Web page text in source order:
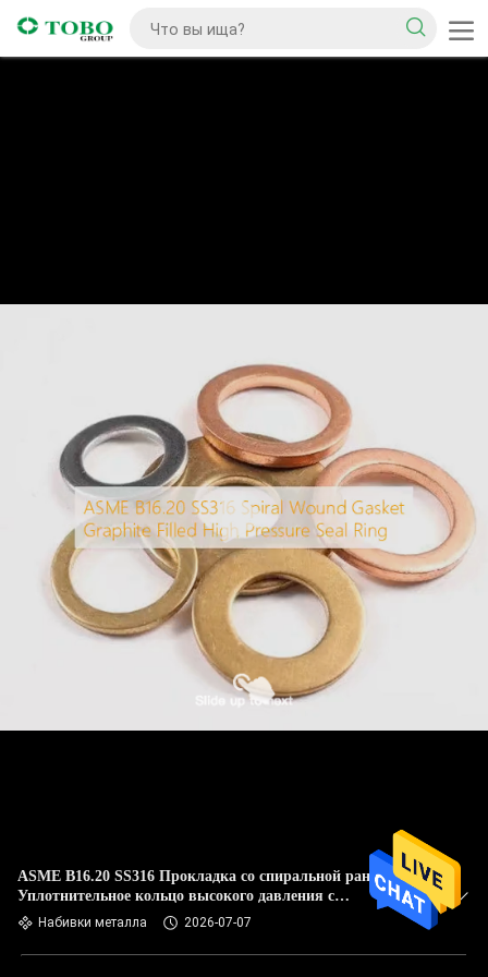
ASME B16.20 SS316 Прокладка со спиральной раной
Уплотнительное кольцо высокого давления с
графитовым заполнением
Набивки металла 2026-07-07